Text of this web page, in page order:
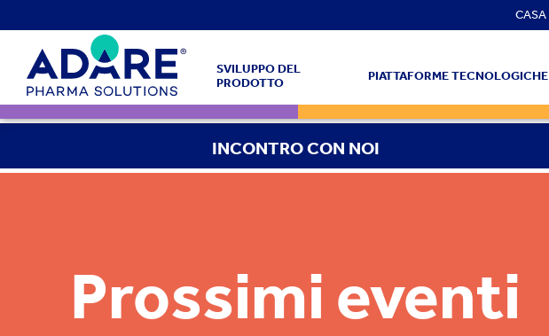
CASA
SVILUPPO DEL
PRODOTTO
PIATTAFORME TECNOLOGICHE
INCONTRO CON NOI
Prossimi eventi